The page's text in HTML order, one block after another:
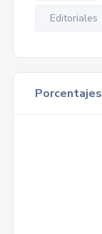
Editoriales
Porcentajes